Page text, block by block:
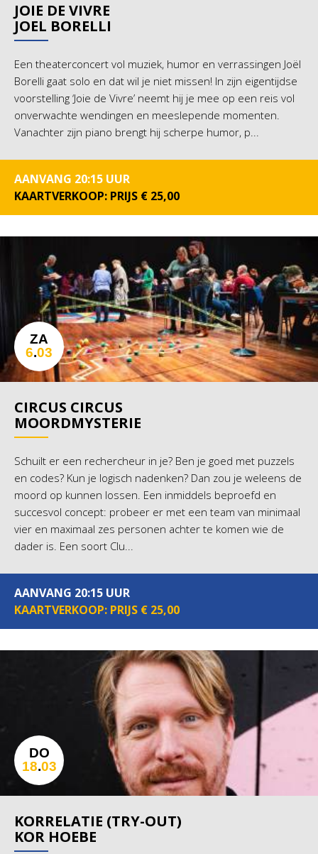
JOIE DE VIVRE
JOEL BORELLI
Een theaterconcert vol muziek, humor en verrassingen Joël
Borelli gaat solo en dat wil je niet missen! In zijn eigentijdse
voorstelling ‘Joie de Vivre’ neemt hij je mee op een reis vol
onverwachte wendingen en meeslepende momenten.
Vanachter zijn piano brengt hij scherpe humor, p...
AANVANG 20:15 UUR
KAARTVERKOOP: PRIJS € 25,00
CIRCUS CIRCUS
MOORDMYSTERIE
Schuilt er een rechercheur in je? Ben je goed met puzzels
en codes? Kun je logisch nadenken? Dan zou je weleens de
moord op kunnen lossen. Een inmiddels beproefd en
succesvol concept: probeer er met een team van minimaal
vier en maximaal zes personen achter te komen wie de
dader is. Een soort Clu...
ZA
6.03
AANVANG 20:15 UUR
KAARTVERKOOP: PRIJS € 25,00
KORRELATIE (TRY-OUT)
KOR HOEBE
DO
18.03